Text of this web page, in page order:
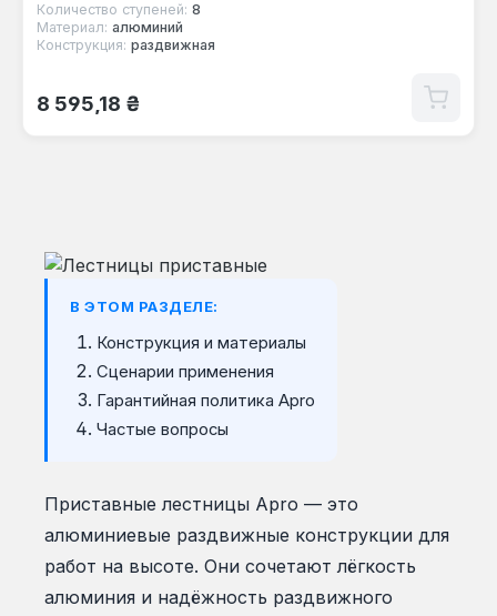
Количество ступеней: 8
Материал: алюминий
Конструкция: раздвижная
Обычная цена:
8 595,18 ₴
В ЭТОМ РАЗДЕЛЕ:
Конструкция и материалы
Сценарии применения
Гарантийная политика Apro
Частые вопросы
Приставные лестницы Apro — это
алюминиевые раздвижные конструкции для
работ на высоте. Они сочетают лёгкость
алюминия и надёжность раздвижного